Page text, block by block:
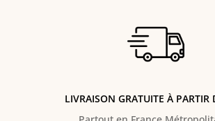
LIVRAISON GRATUITE À PARTIR